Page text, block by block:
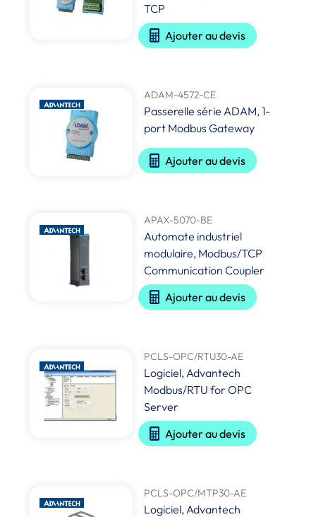
TCP
Ajouter au devis
ADAM-4572-CE
Passerelle série ADAM, 1-
port Modbus Gateway
Ajouter au devis
APAX-5070-BE
Automate industriel
modulaire, Modbus/TCP
Communication Coupler
Ajouter au devis
PCLS-OPC/RTU30-AE
Logiciel, Advantech
Modbus/RTU for OPC
Server
Ajouter au devis
PCLS-OPC/MTP30-AE
Logiciel, Advantech